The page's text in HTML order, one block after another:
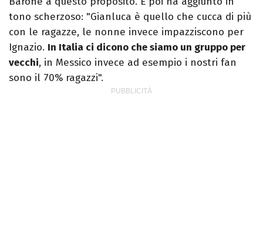
tono scherzoso: "Gianluca è quello che cucca di più
con le ragazze, le nonne invece impazziscono per
Ignazio. In Italia ci dicono che siamo un gruppo per
vecchi, in Messico invece ad esempio i nostri fan
sono il 70% ragazzi".